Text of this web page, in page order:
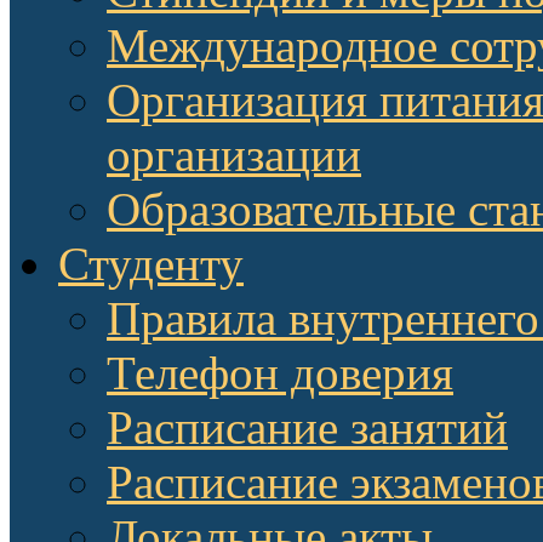
Международное
Организация
организации
Образовательные
Студенту
Правила
Телефон доверия
Расписание занятий
Расписание